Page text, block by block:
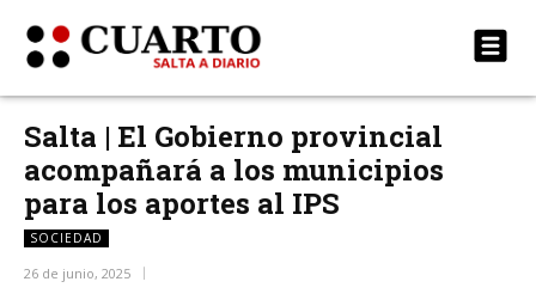
Salta | El Gobierno provincial
acompañará a los municipios
para los aportes al IPS
SOCIEDAD
26 de junio, 2025